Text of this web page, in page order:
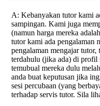
A: Kebanyakan tutor kami
sampingan. Kami juga
(namun harga mereka
tutor kami ada pengalaman
pengalaman mengajar
terdahulu (jika ada) di profil
temubual mereka dulu
anda buat keputusan jika
sesi percubaan (yang
terhadap servis tutor. Sila